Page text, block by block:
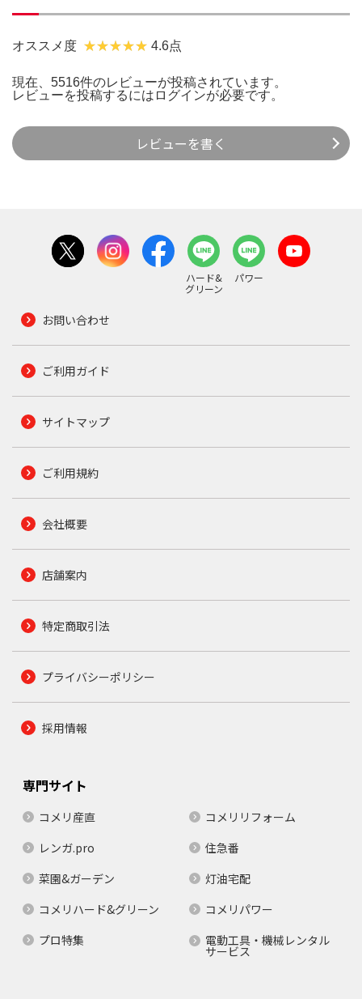
オススメ度 4.6点
現在、5516件のレビューが投稿されています。
レビューを投稿するには ログインが必要です。
レビューを書く
ハード&
グリーン
パワー
お問い合わせ
ご利用ガイド
サイトマップ
ご利用規約
会社概要
店舗案内
特定商取引法
プライバシーポリシー
採用情報
専門サイト
コメリ産直
コメリリフォーム
レンガ.pro
住急番
菜園&ガーデン
灯油宅配
コメリハード&グリーン
コメリパワー
プロ特集
電動工具・機械レンタル
サービス